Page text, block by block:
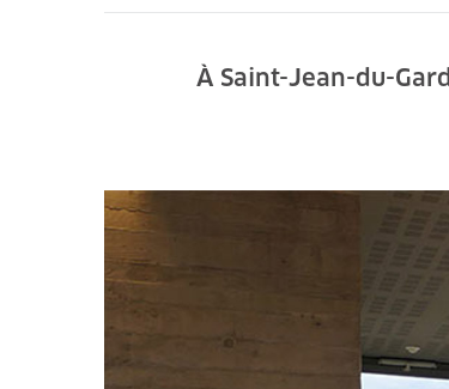
À Saint-Jean-du-